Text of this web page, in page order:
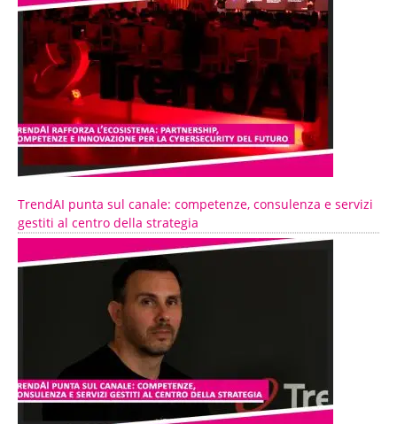
TrendAI punta sul canale: competenze, consulenza e servizi
gestiti al centro della strategia